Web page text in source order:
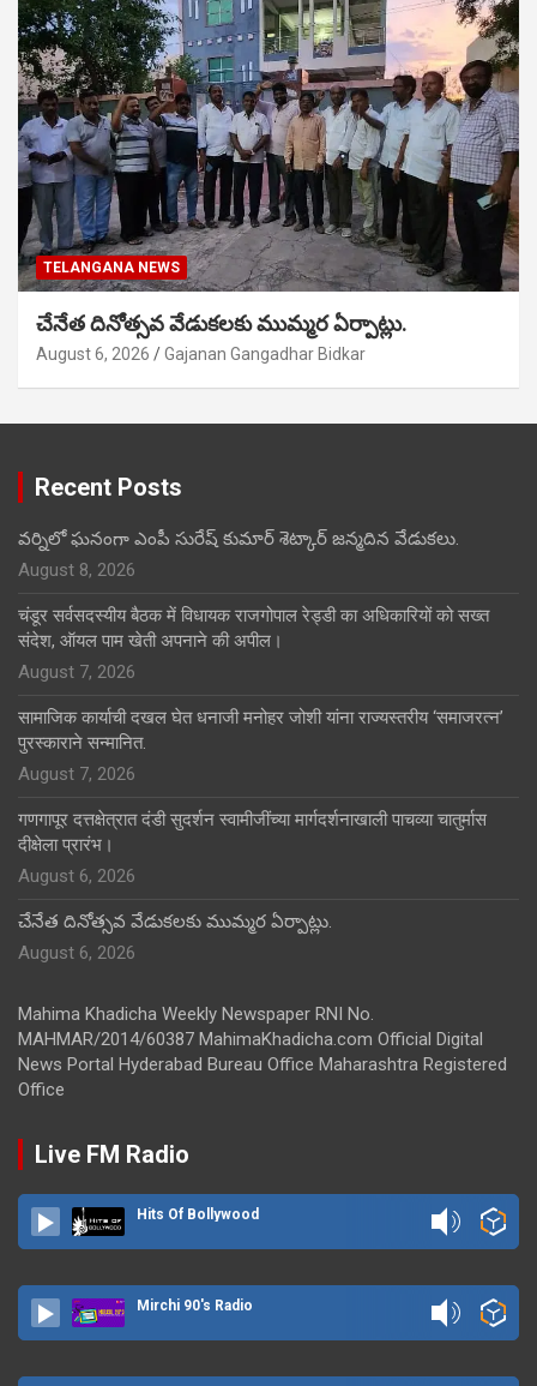
TELANGANA NEWS
చేనేత దినోత్సవ వేడుకలకు ముమ్మర ఏర్పాట్లు.
August 6, 2026 Gajanan Gangadhar Bidkar
Recent Posts
వర్నిలో ఘనంగా ఎంపీ సురేష్ కుమార్ శెట్కార్ జన్మదిన వేడుకలు.
August 8, 2026
चंडूर सर्वसदस्यीय बैठक में विधायक राजगोपाल रेड्डी का अधिकारियों को सख्त
संदेश, ऑयल पाम खेती अपनाने की अपील।
August 7, 2026
सामाजिक कार्याची दखल घेत धनाजी मनोहर जोशी यांना राज्यस्तरीय ‘समाजरत्न’
पुरस्काराने सन्मानित.
August 7, 2026
गणगापूर दत्तक्षेत्रात दंडी सुदर्शन स्वामीजींच्या मार्गदर्शनाखाली पाचव्या चातुर्मास
दीक्षेला प्रारंभ।
August 6, 2026
చేనేత దినోత్సవ వేడుకలకు ముమ్మర ఏర్పాట్లు.
August 6, 2026
Mahima Khadicha Weekly Newspaper RNI No.
MAHMAR/2014/60387 MahimaKhadicha.com Official Digital
News Portal Hyderabad Bureau Office Maharashtra Registered
Office
Live FM Radio
Hits Of Bollywood
Mirchi 90's Radio